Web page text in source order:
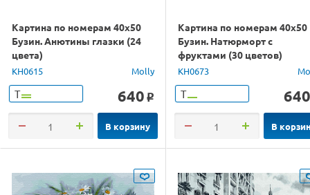
Картина по номерам 40х50
Бузин. Анютины глазки (24
цвета)
KH0615 Molly
Т 640 o
В корзину
Картина по номерам 40х50
Бузин. Натюрморт с
фруктами (30 цветов)
KH0673
Т 640
В